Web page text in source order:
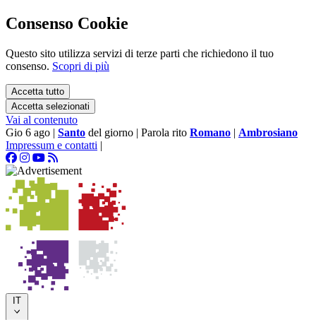
Consenso Cookie
Questo sito utilizza servizi di terze parti che richiedono il tuo
consenso. Scopri di più
Accetta tutto
Accetta selezionati
Vai al contenuto
Gio 6 ago | Santo del giorno | Parola rito Romano | Ambrosiano
Impressum e contatti |
IT